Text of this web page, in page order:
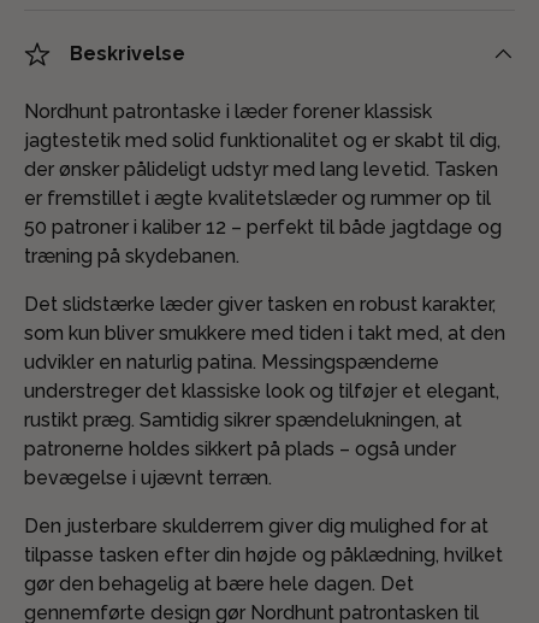
Beskrivelse
Nordhunt patrontaske i læder forener klassisk
jagtestetik med solid funktionalitet og er skabt til dig,
der ønsker pålideligt udstyr med lang levetid. Tasken
er fremstillet i ægte kvalitetslæder og rummer op til
50 patroner i kaliber 12 – perfekt til både jagtdage og
træning på skydebanen.
Det slidstærke læder giver tasken en robust karakter,
som kun bliver smukkere med tiden i takt med, at den
udvikler en naturlig patina. Messingspænderne
understreger det klassiske look og tilføjer et elegant,
rustikt præg. Samtidig sikrer spændelukningen, at
patronerne holdes sikkert på plads – også under
bevægelse i ujævnt terræn.
Den justerbare skulderrem giver dig mulighed for at
tilpasse tasken efter din højde og påklædning, hvilket
gør den behagelig at bære hele dagen. Det
gennemførte design gør Nordhunt patrontasken til